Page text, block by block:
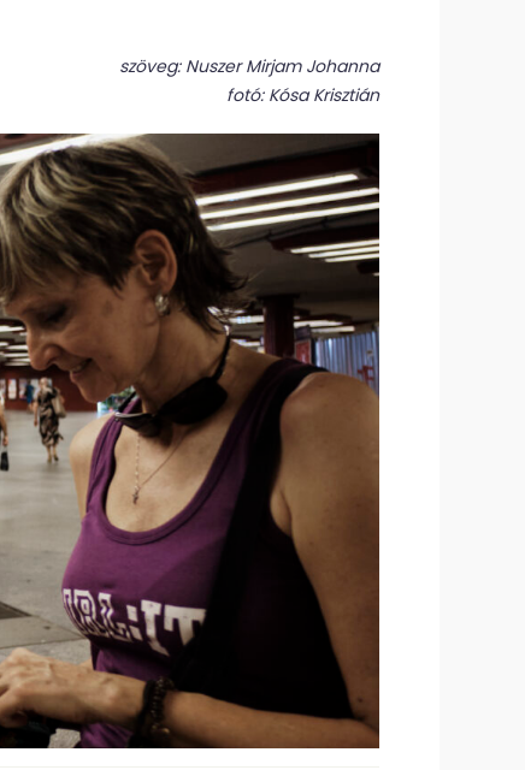
szöveg: Nuszer Mirjam Johanna
fotó: Kósa Krisztián